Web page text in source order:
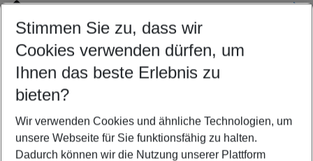
Location
Customize your offer
Find the perfect deal which suits your best
Your departure airport
Any airport
Select your date range
10/08/26–08/08/27 5-8 nights
Stimmen Sie zu, dass wir
Cookies verwenden dürfen, um
Ihnen das beste Erlebnis zu
bieten?
Wir verwenden Cookies und ähnliche Technologien, um
unsere Webseite für Sie funktionsfähig zu halten.
Dadurch können wir die Nutzung unserer Plattform